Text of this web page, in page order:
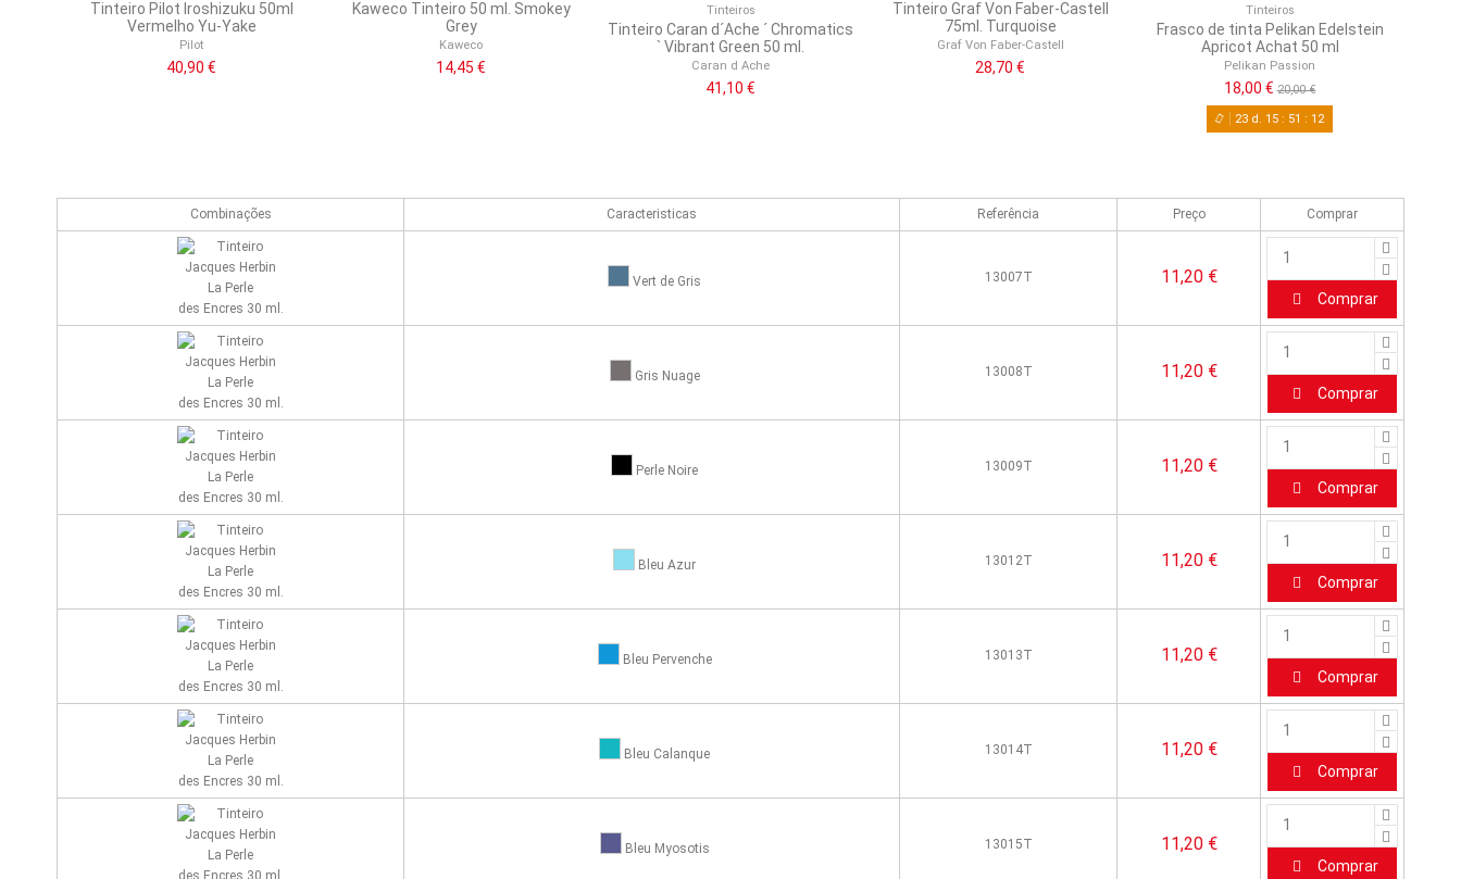
Tinteiro Pilot Iroshizuku 50ml
Vermelho Yu-Yake
Pilot
40,90 €
Kaweco Tinteiro 50 ml. Smokey
Grey
Kaweco
14,45 €
Tinteiros
Tinteiro Caran d´Ache ´ Chromatics
` Vibrant Green 50 ml.
Caran d Ache
41,10 €
Tinteiro Graf Von Faber-Castell
75ml. Turquoise
Graf Von Faber-Castell
28,70 €
Tinteiros
Frasco de tinta Pelikan Edelstein
Apricot Achat 50 ml
Pelikan Passion
18,00 € 20,00 €
23d. 15: 51 : 11
Combinações Caracteristicas Referência Preço Comprar
Vert de Gris 13007T 11,20 €
Comprar
Gris Nuage 13008T 11,20 €
Comprar
Perle Noire 13009T 11,20 €
Comprar
Bleu Azur 13012T 11,20 €
Comprar
Bleu Pervenche 13013T 11,20 €
Comprar
Bleu Calanque 13014T 11,20 €
Comprar
Bleu Myosotis 13015T 11,20 €
Comprar